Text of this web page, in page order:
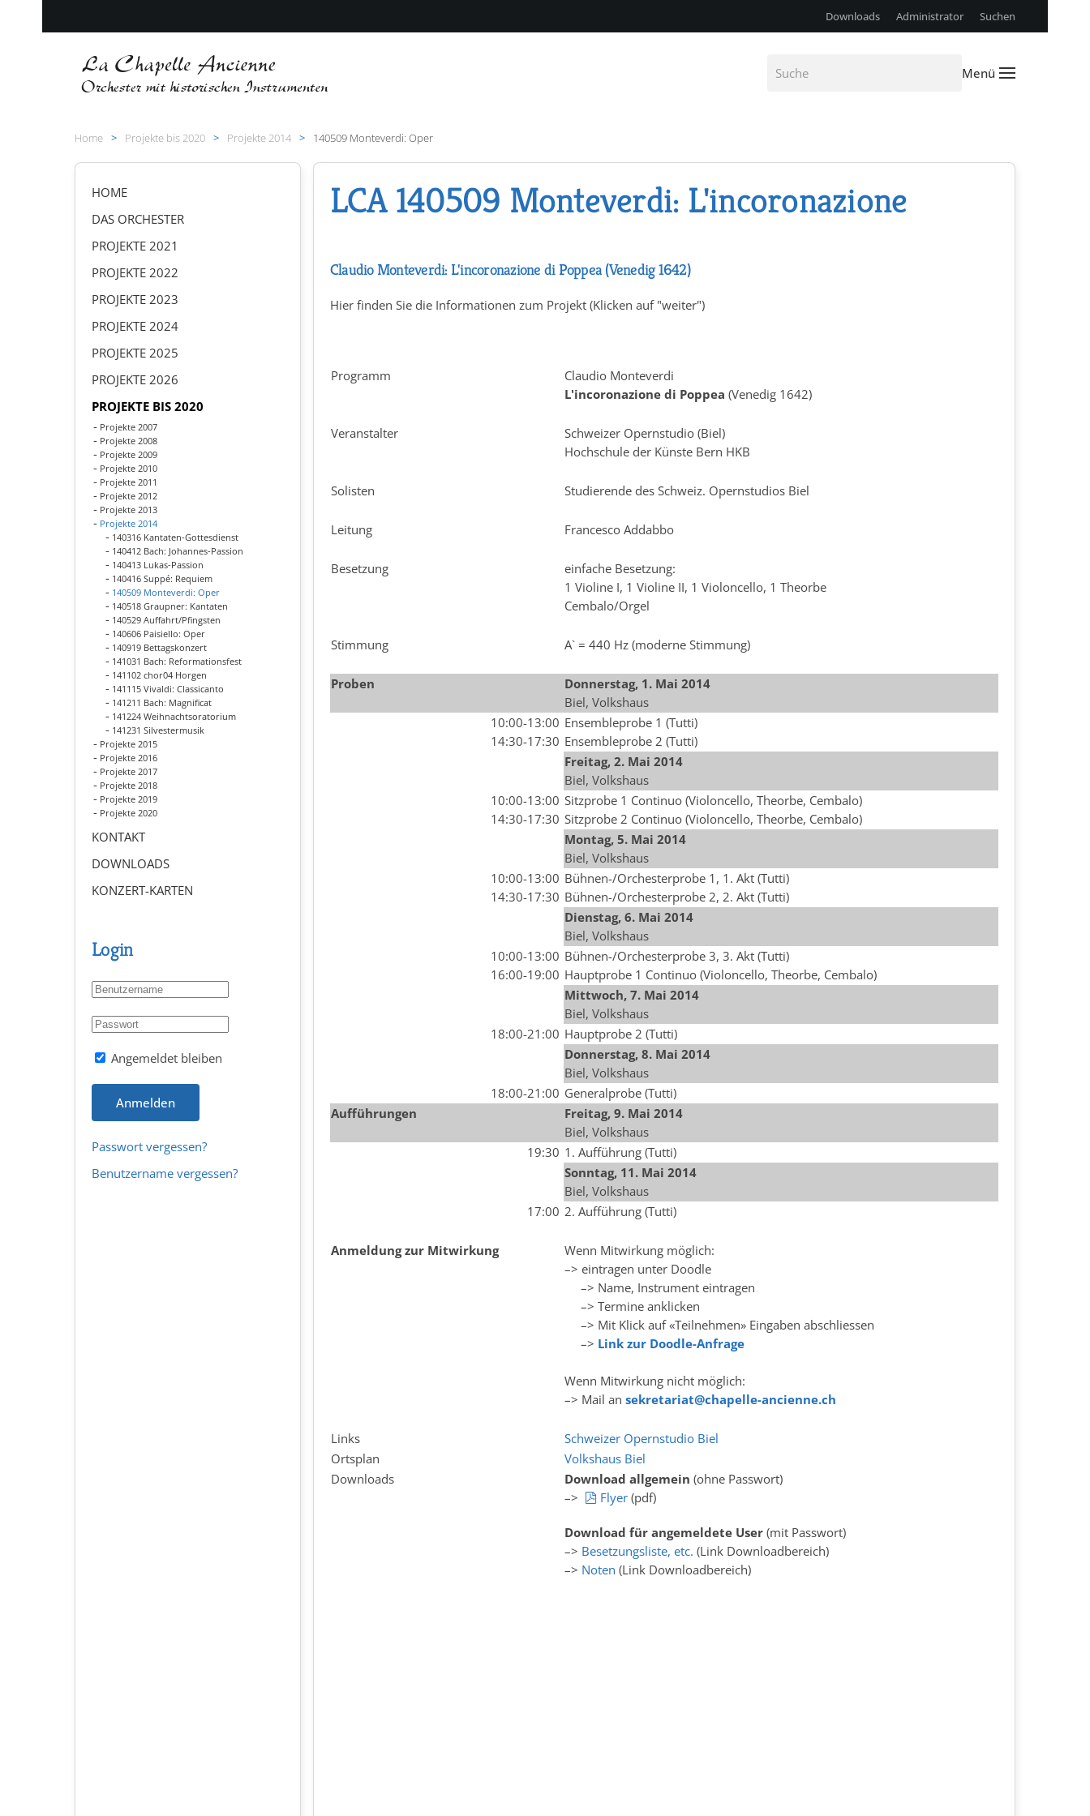
Downloads Administrator Suchen
Menü
Home Projekte bis 2020 Projekte 2014 140509 Monteverdi: Oper
LCA 140509 Monteverdi: L'incoronazione
Claudio Monteverdi: L'incoronazione di Poppea (Venedig 1642)
Hier finden Sie die Informationen zum Projekt (Klicken auf "weiter")
Programm
Claudio Monteverdi
L'incoronazione di Poppea (Venedig 1642)
Veranstalter
Schweizer Opernstudio (Biel)
Hochschule der Künste Bern HKB
Solisten Studierende des Schweiz. Opernstudios Biel
Leitung Francesco Addabbo
Besetzung
einfache Besetzung:
1 Violine I, 1 Violine II, 1 Violoncello, 1 Theorbe
Cembalo/Orgel
Stimmung A` = 440 Hz (moderne Stimmung)
Proben
Donnerstag, 1. Mai 2014
Biel, Volkshaus
10:00-13:00
14:30-17:30
Ensembleprobe 1 (Tutti)
Ensembleprobe 2 (Tutti)
Freitag, 2. Mai 2014
Biel, Volkshaus
10:00-13:00
14:30-17:30
Sitzprobe 1 Continuo (Violoncello, Theorbe, Cembalo)
Sitzprobe 2 Continuo (Violoncello, Theorbe, Cembalo)
Montag, 5. Mai 2014
Biel, Volkshaus
10:00-13:00
14:30-17:30
Bühnen-/Orchesterprobe 1, 1. Akt (Tutti)
Bühnen-/Orchesterprobe 2, 2. Akt (Tutti)
Dienstag, 6. Mai 2014
Biel, Volkshaus
10:00-13:00
16:00-19:00
Bühnen-/Orchesterprobe 3, 3. Akt (Tutti)
Hauptprobe 1 Continuo (Violoncello, Theorbe, Cembalo)
Mittwoch, 7. Mai 2014
Biel, Volkshaus
18:00-21:00 Hauptprobe 2 (Tutti)
Donnerstag, 8. Mai 2014
Biel, Volkshaus
18:00-21:00 Generalprobe (Tutti)
Aufführungen
Freitag, 9. Mai 2014
Biel, Volkshaus
19:30 1. Aufführung (Tutti)
Sonntag, 11. Mai 2014
Biel, Volkshaus
17:00 2. Aufführung (Tutti)
Anmeldung zur Mitwirkung
Wenn Mitwirkung möglich:
–> eintragen unter Doodle
–> Name, Instrument eintragen
–> Termine anklicken
–> Mit Klick auf «Teilnehmen» Eingaben abschliessen
–> Link zur Doodle-Anfrage
Wenn Mitwirkung nicht möglich:
–> Mail an sekretariat@chapelle-ancienne.ch
Links
Schweizer Opernstudio Biel
Ortsplan
Volkshaus Biel
Downloads
Download allgemein (ohne Passwort)
–>
pdf
Flyer(pdf)
Download für angemeldete User(mit Passwort)
–> Besetzungsliste, etc. (Link Downloadbereich)
–> Noten (Link Downloadbereich)
HOME
DAS ORCHESTER
PROJEKTE 2021
PROJEKTE 2022
PROJEKTE 2023
PROJEKTE 2024
PROJEKTE 2025
PROJEKTE 2026
PROJEKTE BIS 2020
Projekte 2007
Projekte 2008
Projekte 2009
Projekte 2010
Projekte 2011
Projekte 2012
Projekte 2013
Projekte 2014
140316 Kantaten-Gottesdienst
140412 Bach: Johannes-Passion
140413 Lukas-Passion
140416 Suppé: Requiem
140509 Monteverdi: Oper
140518 Graupner: Kantaten
140529 Auffahrt/Pfingsten
140606 Paisiello: Oper
140919 Bettagskonzert
141031 Bach: Reformationsfest
141102 chor04 Horgen
141115 Vivaldi: Classicanto
141211 Bach: Magnificat
141224 Weihnachtsoratorium
141231 Silvestermusik
Projekte 2015
Projekte 2016
Projekte 2017
Projekte 2018
Projekte 2019
Projekte 2020
KONTAKT
DOWNLOADS
KONZERT-KARTEN
Login
Angemeldet bleiben
Anmelden
Passwort vergessen?
Benutzername vergessen?